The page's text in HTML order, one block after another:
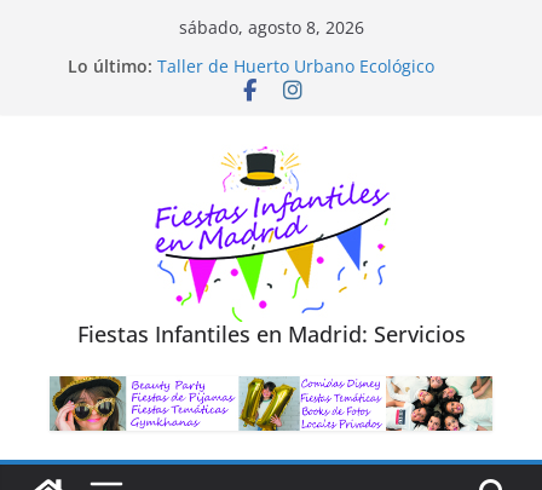
sábado, agosto 8, 2026
Lo último: Taller de Huerto Urbano Ecológico
TALLER FOTOGRAFÍA LA NATURALEZA
Trivial Virtual para niños
Fiestas Infantiles en Madrid: Servicios